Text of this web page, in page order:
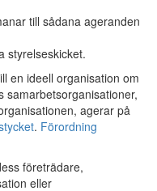
till sådana ageranden
styrelseskicket.
en ideell organisation om
samarbetsorganisationer,
agerar på
. Förordning
företrädare,
eller